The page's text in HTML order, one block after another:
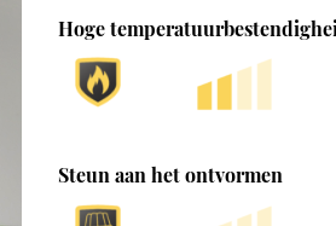
Hoge
Steun aan het ontvormen